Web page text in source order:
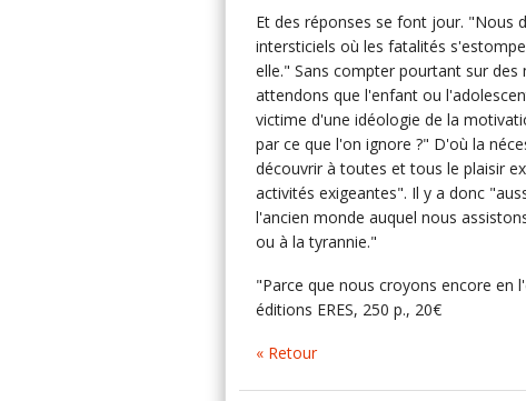
Et des réponses se font jour. "Nous
intersticiels où les fatalités
elle." Sans compter pourtant sur
attendons que l'enfant ou
victime d'une idéologie de la
par ce que l'on ignore ?" D'où la
découvrir à toutes et tous le plaisir
activités exigeantes". Il y a donc
l'ancien monde auquel nous
ou à la tyrannie."
"Parce que nous croyons encore en
éditions ERES, 250 p., 20€
« Retour